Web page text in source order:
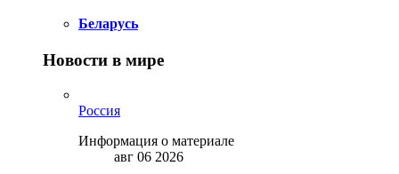
Беларусь
Новости в мире
Россия
Информация о материале
авг 06 2026